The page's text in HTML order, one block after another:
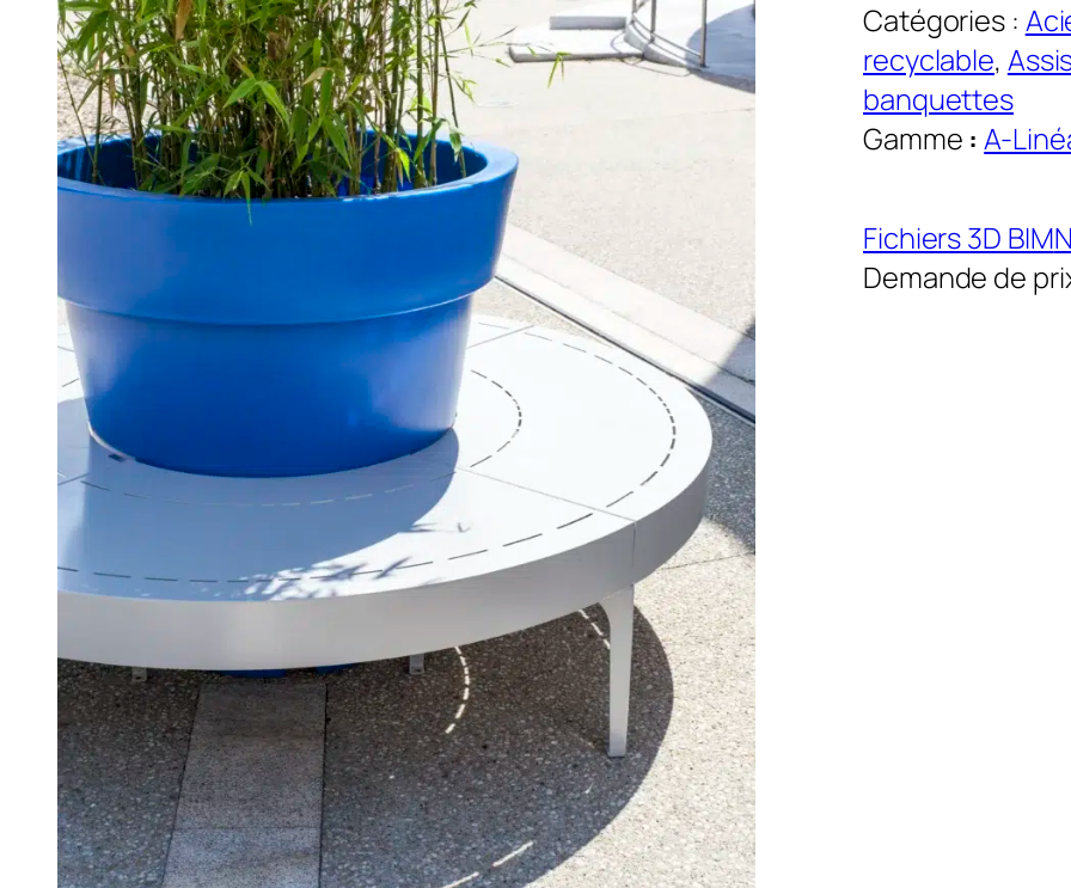
Catégories :
recyclable,
banquettes
Gamme : A-
Fichiers 3D BIM
Demande de